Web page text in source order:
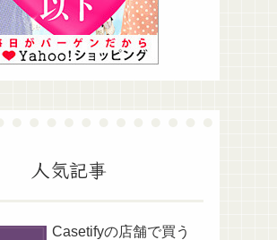
人気記事
Casetifyの店舗で買う